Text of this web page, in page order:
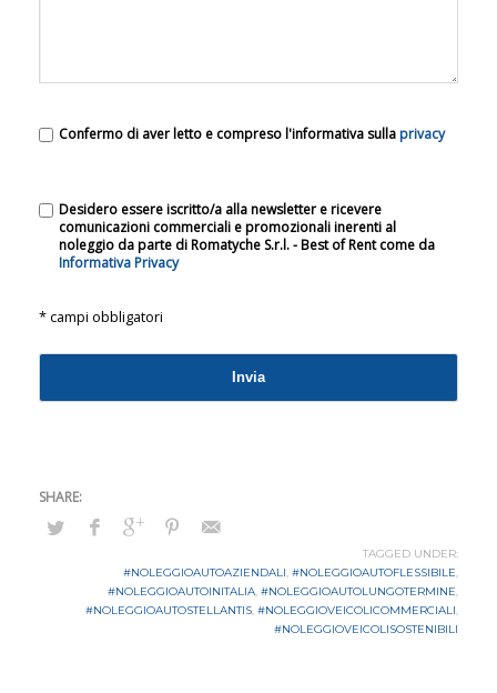
Confermo di aver letto e compreso l'informativa sulla privacy
Desidero essere iscritto/a alla newsletter e ricevere
comunicazioni commerciali e promozionali inerenti al
noleggio da parte di Romatyche S.r.l. - Best of Rent come da
Informativa Privacy
* campi obbligatori
TAGGED UNDER:
#NOLEGGIOAUTOAZIENDALI, #NOLEGGIOAUTOFLESSIBILE,
#NOLEGGIOAUTOINITALIA, #NOLEGGIOAUTOLUNGOTERMINE,
#NOLEGGIOAUTOSTELLANTIS, #NOLEGGIOVEICOLICOMMERCIALI,
#NOLEGGIOVEICOLISOSTENIBILI